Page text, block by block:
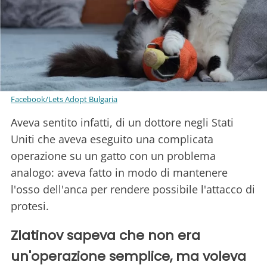
Facebook/Lets Adopt Bulgaria
Aveva sentito infatti, di un dottore negli Stati
Uniti che aveva eseguito una complicata
operazione su un gatto con un problema
analogo: aveva fatto in modo di mantenere
l'osso dell'anca per rendere possibile l'attacco di
protesi.
Zlatinov sapeva che non era
un'operazione semplice, ma voleva